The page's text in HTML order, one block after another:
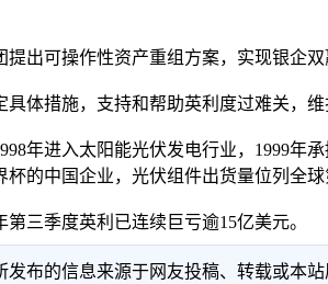
可操作性资产重组方案，实现银企双
措施，支持和帮助英利度过难关，维
进入太阳能光伏发电行业，1999年
的中国企业，光伏组件出货量位列全球
三季度英利已连续巨亏逾15亿美元。
发布的信息来源于网友投稿、转载或